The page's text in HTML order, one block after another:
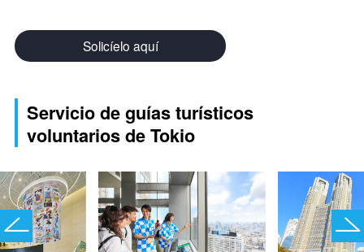
Solicíelo aquí
Servicio de guías turísticos
voluntarios de Tokio